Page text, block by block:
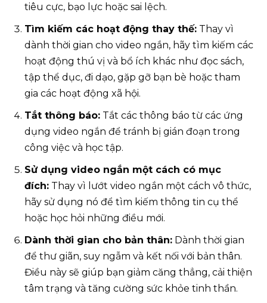
tiêu cực, bạo lực hoặc sai lệch.
Tìm kiếm các hoạt động thay thế: Thay vì
dành thời gian cho video ngắn, hãy tìm kiếm các
hoạt động thú vị và bổ ích khác như đọc sách,
tập thể dục, đi dạo, gặp gỡ bạn bè hoặc tham
gia các hoạt động xã hội.
Tắt thông báo: Tắt các thông báo từ các ứng
dụng video ngắn để tránh bị gián đoạn trong
công việc và học tập.
Sử dụng video ngắn một cách có mục
đích: Thay vì lướt video ngắn một cách vô thức,
hãy sử dụng nó để tìm kiếm thông tin cụ thể
hoặc học hỏi những điều mới.
Dành thời gian cho bản thân: Dành thời gian
để thư giãn, suy ngẫm và kết nối với bản thân.
Điều này sẽ giúp bạn giảm căng thẳng, cải thiện
tâm trạng và tăng cường sức khỏe tinh thần.